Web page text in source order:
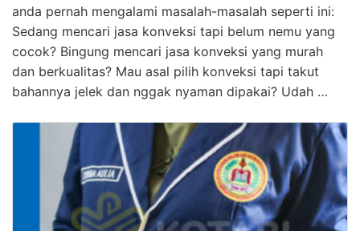
anda pernah mengalami masalah-masalah seperti ini:
Sedang mencari jasa konveksi tapi belum nemu yang
cocok? Bingung mencari jasa konveksi yang murah
dan berkualitas? Mau asal pilih konveksi tapi takut
bahannya jelek dan nggak nyaman dipakai? Udah …